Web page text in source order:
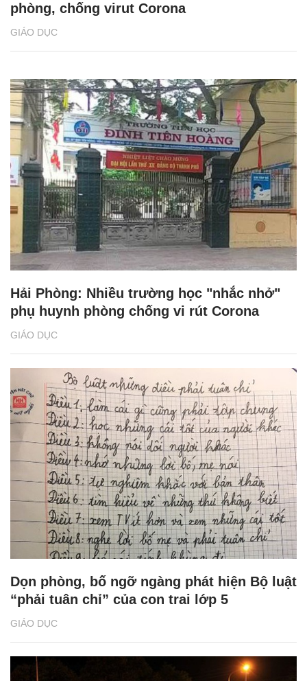
GIÁO DỤC
phòng, chống virut Corona
GIÁO DỤC
Hải Phòng: Nhiều trường học "nhắc nhở"
phụ huynh phòng chống vi rút Corona
GIÁO DỤC
Dọn phòng, bố ngỡ ngàng phát hiện Bộ luật
“phải tuân chỉ” của con trai lớp 5